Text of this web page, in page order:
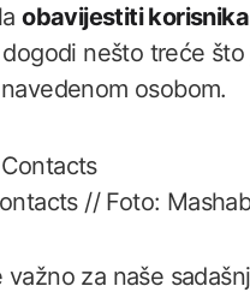
obavijestiti korisnika
nešto treće što
osobom.
// Foto:
važno za naše